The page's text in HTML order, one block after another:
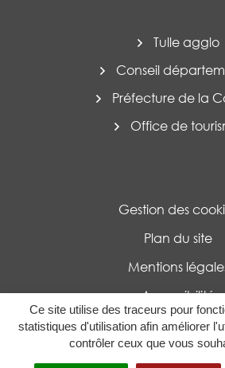
Ce site utilise des traceurs pour
statistiques d'utilisation afin améliorer
contrôler ceux que vous
MENU
Tulle agglo
Conseil
Préfecture de la
Office de
Gestion des
Plan du site
Mentions
Accessibilité
Politique de